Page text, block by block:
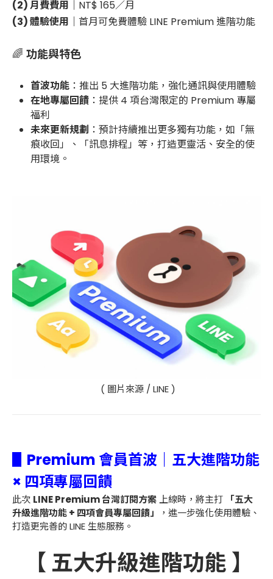
(2) 月費費用｜ NT$ 165／月
(3) 體驗使用｜ 首月可免費體驗 LINE Premium 進階功能
🌈 功能與特色
首波功能 ：推出 5 大進階功能，強化通訊與使用體驗
在地專屬回饋 ：提供 4 項台灣限定的 Premium 專屬
福利
未來更新規劃 ：預計持續推出更多獨有功能，如「無
痕收回」、「訊息排程」等，打造更靈活、安全的使
用環境。
( 圖片來源 / LINE )
▋Premium 會員首波｜五大進階功能
× 四項專屬回饋
此次 LINE Premium 台灣訂閱方案上線時，將主打
「五大
升級進階功能 + 四項會員專屬回饋」
，進一步強化使用體驗、
打造更完善的 LINE 生態服務。
【 五大升級進階功能 】